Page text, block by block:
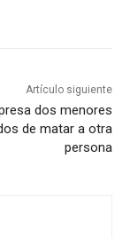
Artículo siguiente
dos menores
de matar a otra
persona